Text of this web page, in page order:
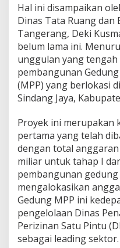
s
a
n
r
o
y
e
P
m
b
a
n
g
u
n
a
n
D
u
Hal ini disampaikan
Dinas Tata Ruang
Tangerang, Deki
belum lama ini.
unggulan yang
pembangunan
(MPP) yang berlokasi
Sindang Jaya,
Proyek ini merupakan
pertama yang telah
dengan total
miliar untuk tahap I
pembangunan
mengalokasikan
Gedung MPP ini
pengelolaan Dinas
Perizinan Satu Pintu
sebagai leading sektor.